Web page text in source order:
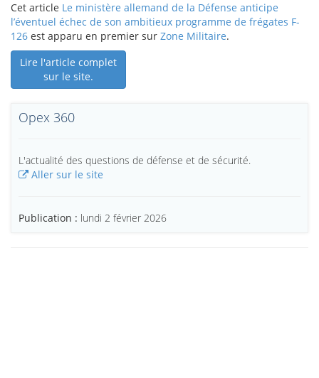
Cet article Le ministère allemand de la Défense anticipe
l’éventuel échec de son ambitieux programme de frégates F-
126 est apparu en premier sur Zone Militaire.
Lire l'article complet
sur le site.
Opex 360
L'actualité des questions de défense et de sécurité.
Aller sur le site
Publication : lundi 2 février 2026